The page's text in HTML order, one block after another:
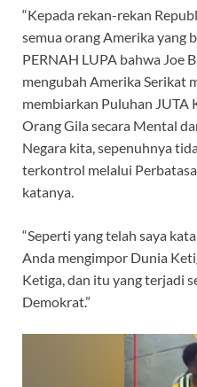
“Kepada rekan-rekan
semua orang Amerika yang
PERNAH LUPA bahwa Joe
mengubah Amerika Serikat
membiarkan Puluhan JUTA
Orang Gila secara Mental
Negara kita, sepenuhnya
terkontrol melalui
katanya.
“Seperti yang telah saya
Anda mengimpor Dunia
Ketiga, dan itu yang terjadi
Demokrat.”